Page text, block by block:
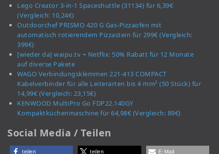
Lego Creator 3-in-1 Spaceshuttle (31134) für 6,39€
(Vergleich: 10,24€)
Outdoorchef PRISMO 420 G Gas-Pizzaofen mit
automatisch rotierendem Pizzastein für 299€ (Vergleich:
399€)
[wieder da] waipu.tv + Netflix: 50% Rabatt für 12 Monate
auf diverse Pakete
WAGO Verbindungsklemmen 221-413 COMPACT
Kabelverbinder für alle Leiterarten bis 4 mm² (50 Stück) für
14,99€ (Vergleich: 23,15€)
KENWOOD MultiPro Go FDP22.140GY
Kompaktküchenmaschine für 64,98€ (Vergleich: 89€)
Social Media / Teilen
teilen teilen E-Mail